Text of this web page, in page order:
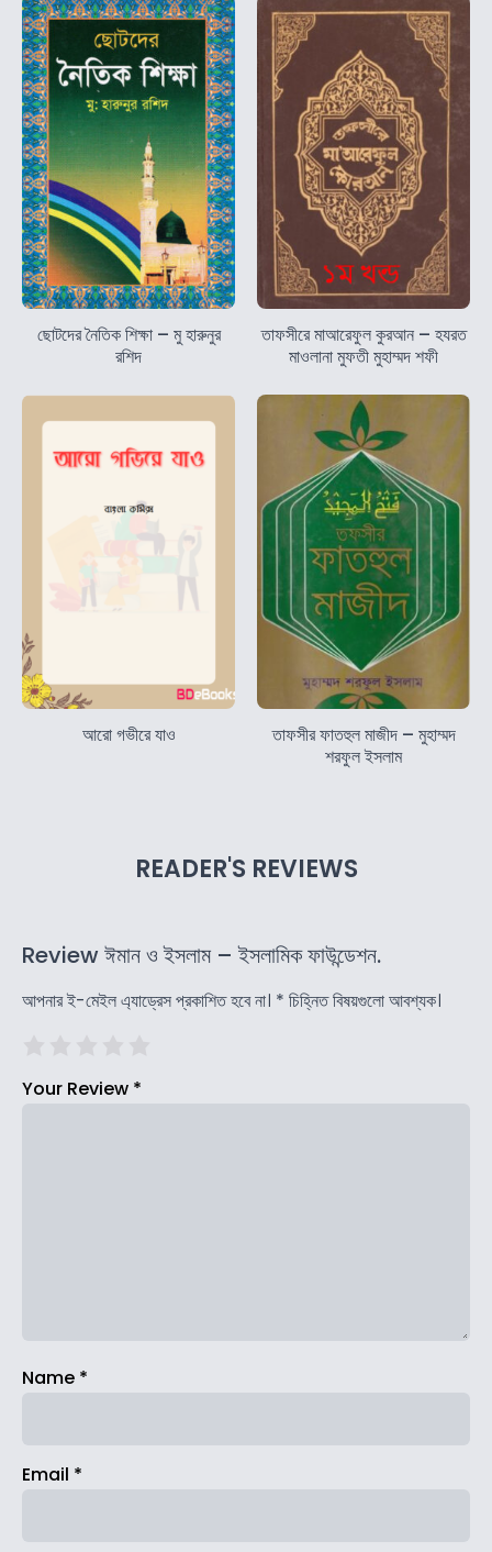
ছোটদের নৈতিক শিক্ষা – মু হারুনুর
রশিদ
তাফসীরে মাআরেফুল কুরআন – হযরত
মাওলানা মুফতী মুহাম্মদ শফী
আরো গভীরে যাও
তাফসীর ফাতহুল মাজীদ – মুহাম্মদ
শরফুল ইসলাম
READER'S REVIEWS
Review ঈমান ও ইসলাম – ইসলামিক ফাউন্ডেশন.
আপনার ই-মেইল এ্যাড্রেস প্রকাশিত হবে না। * চিহ্নিত বিষয়গুলো আবশ্যক।
Your Review *
Name *
Email *